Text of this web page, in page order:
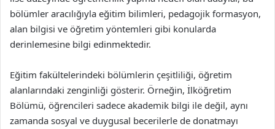
bölümler aracılığıyla eğitim bilimleri, pedagojik formasyon,
alan bilgisi ve öğretim yöntemleri gibi konularda
derinlemesine bilgi edinmektedir.
Eğitim fakültelerindeki bölümlerin çeşitliliği, öğretim
alanlarındaki zenginliği gösterir. Örneğin, İlköğretim
Bölümü, öğrencileri sadece akademik bilgi ile değil, aynı
zamanda sosyal ve duygusal becerilerle de donatmayı